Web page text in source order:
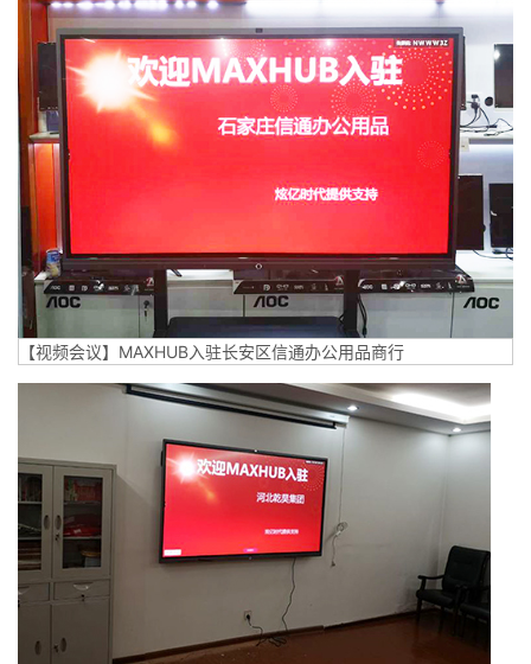
【视频会议】MAXHUB入驻长安区信通办公用品商行